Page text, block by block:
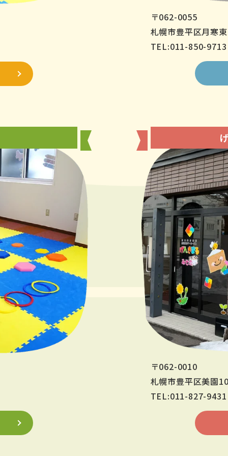
〒062-0055
札幌市豊平区月寒
TEL:011-850-9713
〒062-0010
札幌市豊平区美園
TEL:011-827-9431